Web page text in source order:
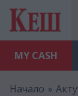
MY CASH
Начало